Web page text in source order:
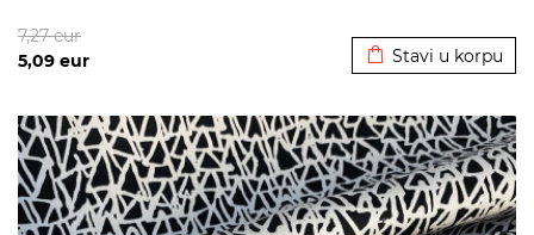
5,09 eur
7,27eur
Stavi u korpu